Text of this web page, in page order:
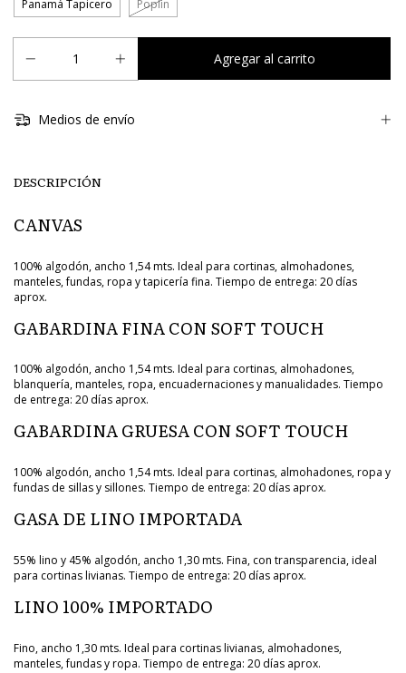
Panamá Tapicero Poplin
Medios de envío
DESCRIPCIÓN
CANVAS
100% algodón, ancho 1,54 mts. Ideal para cortinas, almohadones,
manteles, fundas, ropa y tapicería fina. Tiempo de entrega: 20 días
aprox.
GABARDINA FINA CON SOFT TOUCH
100% algodón, ancho 1,54 mts. Ideal para cortinas, almohadones,
blanquería, manteles, ropa, encuadernaciones y manualidades. Tiempo
de entrega: 20 días aprox.
GABARDINA GRUESA CON SOFT TOUCH
100% algodón, ancho 1,54 mts. Ideal para cortinas, almohadones, ropa y
fundas de sillas y sillones. Tiempo de entrega: 20 días aprox.
GASA DE LINO IMPORTADA
55% lino y 45% algodón, ancho 1,30 mts. Fina, con transparencia, ideal
para cortinas livianas. Tiempo de entrega: 20 días aprox.
LINO 100% IMPORTADO
Fino, ancho 1,30 mts. Ideal para cortinas livianas, almohadones,
manteles, fundas y ropa. Tiempo de entrega: 20 días aprox.